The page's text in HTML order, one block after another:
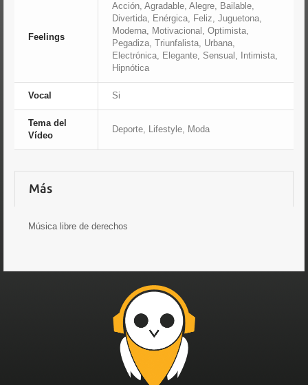
Feelings
Acción, Agradable, Alegre, Bailable,
Divertida, Enérgica, Feliz, Juguetona,
Moderna, Motivacional, Optimista,
Pegadiza, Triunfalista, Urbana,
Electrónica, Elegante, Sensual, Intimista,
Hipnótica
Vocal Si
Tema del
Vídeo
Deporte, Lifestyle, Moda
Más
Música libre de derechos